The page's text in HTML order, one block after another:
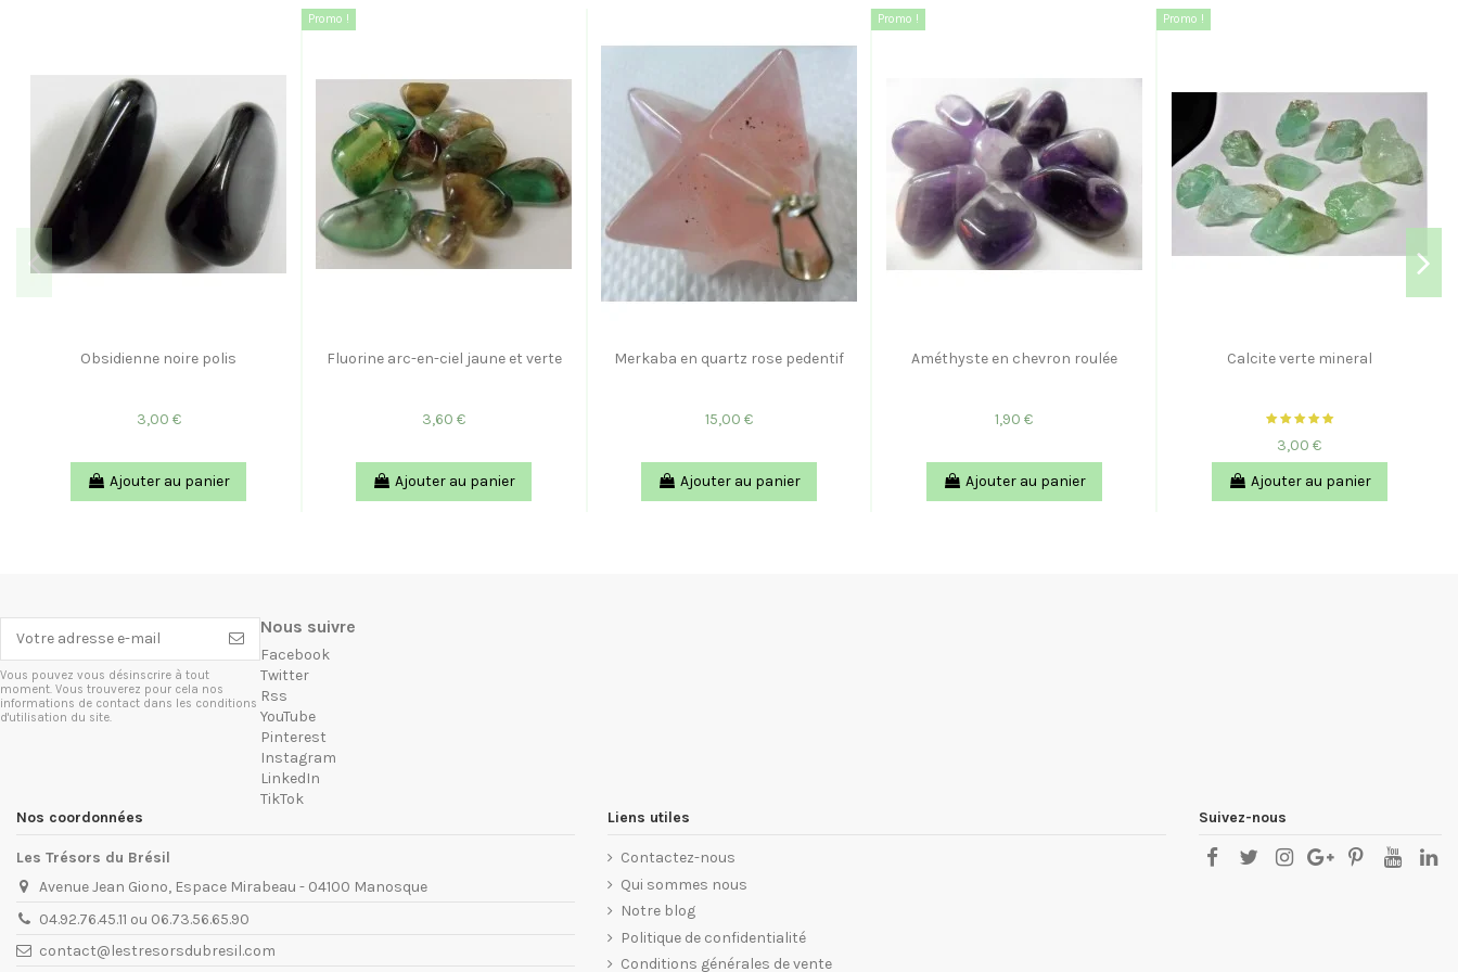
Obsidienne noire polis
3,00 €
Ajouter au panier
Promo !
Fluorine arc-en-ciel jaune et verte
3,60 €
Ajouter au panier
Merkaba en quartz rose pedentif
15,00 €
Ajouter au panier
Promo !
Améthyste en chevron roulée
1,90 €
Ajouter au panier
Promo !
Calcite verte mineral
3,00 €
Ajouter au panier
Vous pouvez vous désinscrire à tout
moment. Vous trouverez pour cela nos
informations de contact dans les conditions
d'utilisation du site.
Nous suivre
Facebook
Twitter
Rss
YouTube
Pinterest
Instagram
LinkedIn
TikTok
Nos coordonnées
Les Trésors du Brésil
Avenue Jean Giono, Espace Mirabeau - 04100 Manosque
04.92.76.45.11 ou 06.73.56.65.90
contact@lestresorsdubresil.com
Liens utiles
Contactez-nous
Qui sommes nous
Notre blog
Politique de confidentialité
Conditions générales de vente
Suivez-nous